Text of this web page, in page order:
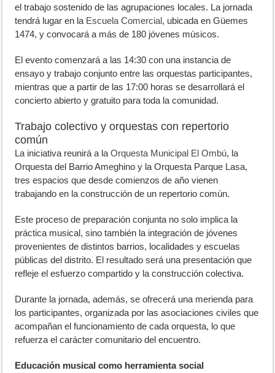
el trabajo sostenido de las agrupaciones locales. La jornada
tendrá lugar en la Escuela Comercial, ubicada en Güemes
1474, y convocará a más de 180 jóvenes músicos.
El evento comenzará a las 14:30 con una instancia de
ensayo y trabajo conjunto entre las orquestas participantes,
mientras que a partir de las 17:00 horas se desarrollará el
concierto abierto y gratuito para toda la comunidad.
Trabajo colectivo y orquestas con repertorio
común
La iniciativa reunirá a laOrquesta Municipal El Ombú, la
Orquesta del Barrio Ameghino y la Orquesta Parque Lasa,
tres espacios que desde comienzos de año vienen
trabajando en la construcción de un repertorio común.
Este proceso de preparación conjunta no solo implica la
práctica musical, sino también la integración de jóvenes
provenientes de distintos barrios, localidades y escuelas
públicas del distrito. El resultado será una presentación que
refleje el esfuerzo compartido y la construcción colectiva.
Durante la jornada, además, se ofrecerá una merienda para
los participantes, organizada por las asociaciones civiles que
acompañan el funcionamiento de cada orquesta, lo que
refuerza el carácter comunitario del encuentro.
Educación musical como herramienta social